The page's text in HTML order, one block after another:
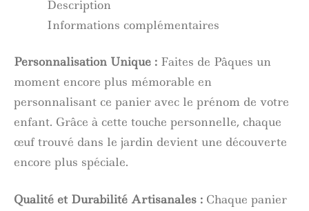
Description
Informations complémentaires
Personnalisation Unique : Faites de Pâques un
moment encore plus mémorable en
personnalisant ce panier avec le prénom de votre
enfant. Grâce à cette touche personnelle, chaque
œuf trouvé dans le jardin devient une découverte
encore plus spéciale.
Qualité et Durabilité Artisanales : Chaque panier